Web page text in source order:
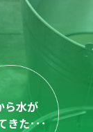
ら水が
きた･･･